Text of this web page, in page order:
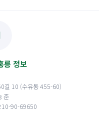
릉 정보
길 10 (수유동 455-60)
준
90-69650